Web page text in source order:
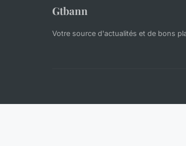
Gtbann
Votre source d'actualités et de bons